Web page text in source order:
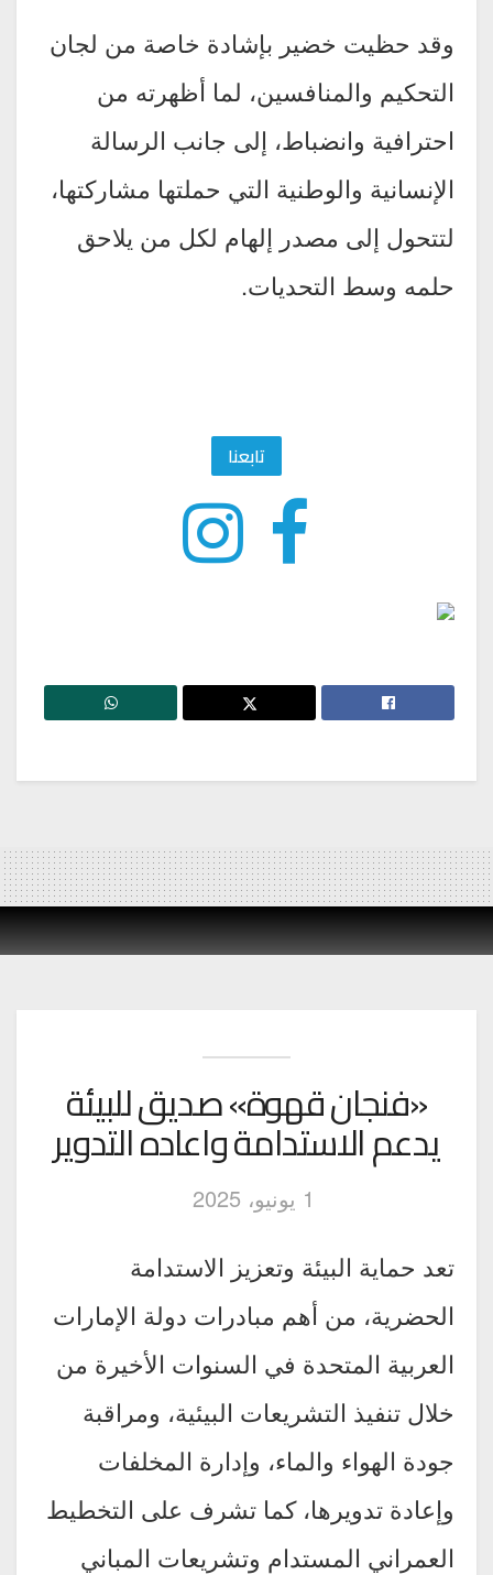
وقد حظيت خضير بإشادة خاصة من لجان
التحكيم والمنافسين، لما أظهرته من
احترافية وانضباط، إلى جانب الرسالة
الإنسانية والوطنية التي حملتها مشاركتها،
لتتحول إلى مصدر إلهام لكل من يلاحق
حلمه وسط التحديات.
تابعنا
«فنجان قهوة» صديق للبيئة
يدعم الاستدامة واعاده التدوير
1 يونيو، 2025
تعد حماية البيئة وتعزيز الاستدامة
الحضرية، من أهم مبادرات دولة الإمارات
العربية المتحدة في السنوات الأخيرة من
خلال تنفيذ التشريعات البيئية، ومراقبة
جودة الهواء والماء، وإدارة المخلفات
وإعادة تدويرها، كما تشرف على التخطيط
العمراني المستدام وتشريعات المباني